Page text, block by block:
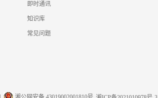
即时通讯
知识库
常见问题